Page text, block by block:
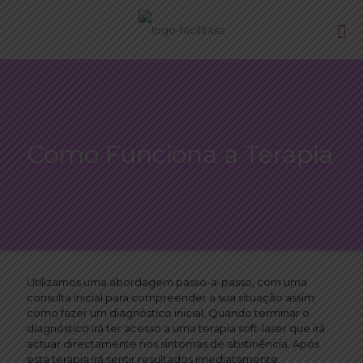
Como Funciona a Terapia
Utilizamos uma abordagem passo-a-passo, com uma
consulta inicial para compreender a sua situação assim
como fazer um diagnóstico inicial. Quando terminar o
diagnóstico irá ter acesso a uma terapia soft-laser que irá
actuar directamente nos sintomas de abstinência. Após
esta terapia irá sentir resultados imediatamente.